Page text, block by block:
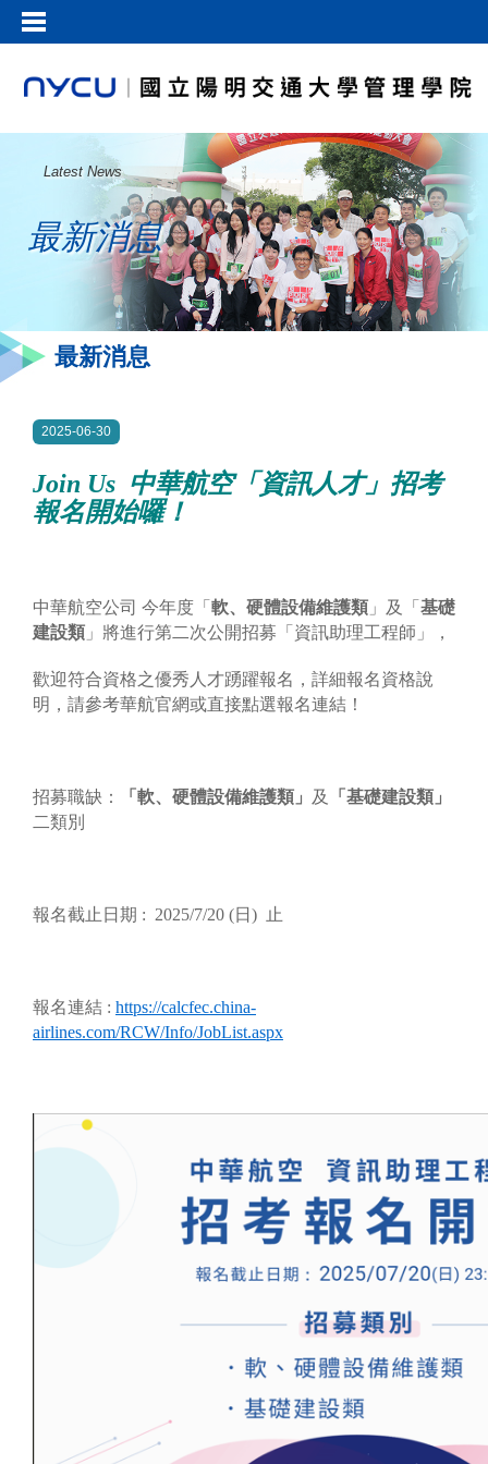
Latest News
最新消息
最新消息
2025-06-30
Join Us 中華航空「資訊人才」招考
報名開始囉！
中華航空公司 今年度「 軟、硬體設備維護類 」及「 基礎
建設類 」將進行第二次公開招募「資訊助理工程師」，
歡迎符合資格之優秀人才踴躍報名，詳細報名資格說
明，請參考華航官網或直接點選報名連結！
招募職缺： 「軟、硬體設備維護類」 及
「基礎建設類」
二類別
報名截止日期 : 2025/7/20 (日) 止
報名連結 : https://calcfec.china-
airlines.com/RCW/Info/JobList.aspx